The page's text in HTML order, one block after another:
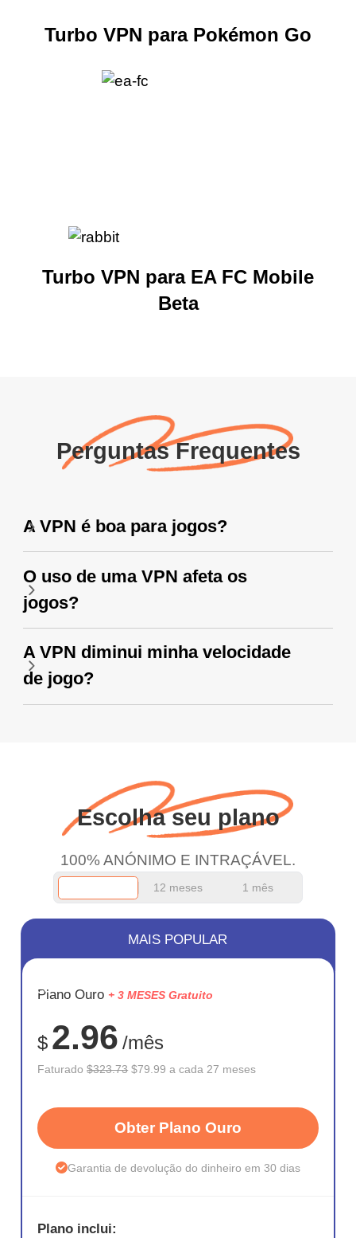
Turbo VPN para Pokémon Go
Turbo VPN para EA FC Mobile
Beta
Perguntas Frequentes
A VPN é boa para jogos?
O uso de uma VPN afeta os
jogos?
A VPN diminui minha velocidade
de jogo?
Escolha seu plano
100% ANÓNIMO E INTRAÇÁVEL.
12 meses 1 mês
ECONOM
75%
MAIS POPULAR
Plano Ouro + 3 MESES Gratuito
$ 2.96 /mês
Faturado$323.73 $79.99 a cada 27 meses
Obter Plano Ouro
Garantia de devolução do dinheiro em 30 dias
Plano inclui: